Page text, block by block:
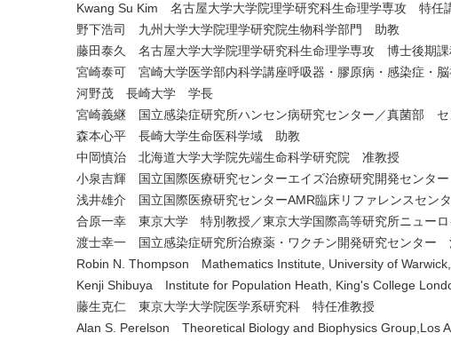
Kwang Su Kim 名古屋大学大学院理学研究科生命理学専攻 特任
野下浩司 九州大学大学院理学研究院生物科学部門 助教
藤田泰久 名古屋大学大学院理学研究科生命理学専攻 博士後期課
宮崎泰可 宮崎大学医学部内科学講座呼吸器・膠原病・感染症・
河野茂 長崎大学 学長
宮崎義継 国立感染症研究所ハンセン病研究センター／真菌部 セ
森本心平 長崎大学生命医科学域 助教
中岡慎治 北海道大学大学院先端生命科学研究院 准教授
小泉吉輝 国立国際医療研究センターエイズ治療研究開発センタ
浅井雄介 国立国際医療研究センターAMR臨床リファレンスセン
合原一幸 東京大学 特別教授／東京大学国際高等研究所ニュー
渡士幸一 国立感染症研究所治療薬・ワクチン開発研究センター
Robin N. Thompson Mathematics Institute, University of
Kenji Shibuya Institute for Population Heath, King's College
藤生克仁 東京大学大学院医学系研究科 特任准教授
Alan S. Perelson Theoretical Biology and Biophysics Group,Los